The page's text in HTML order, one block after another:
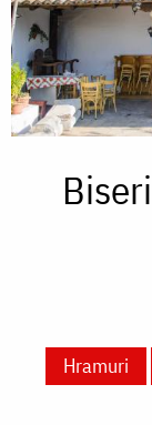
Hramuri